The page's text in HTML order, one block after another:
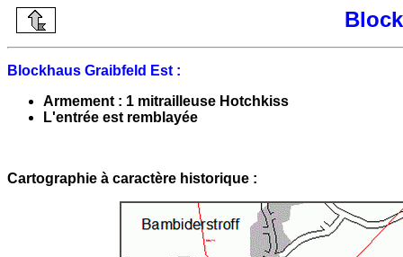
Blockhaus Graibfeld Est :
Armement : 1 mitrailleuse Hotchkiss
L'entrée est remblayée
Cartographie à caractère historique :